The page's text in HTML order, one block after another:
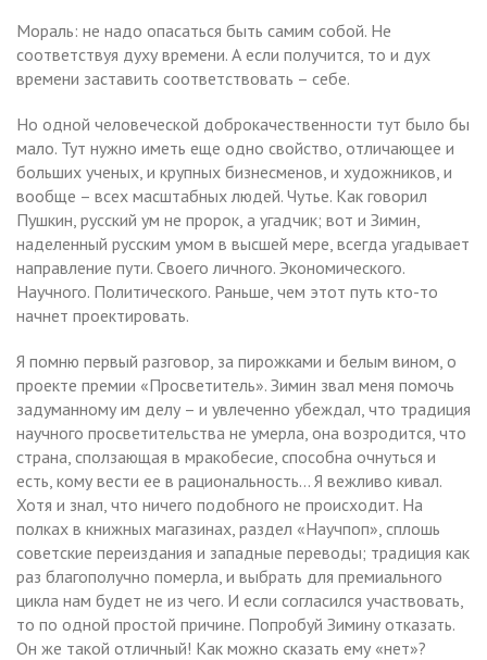
Мораль: не надо опасаться быть самим собой. Не
соответствуя духу времени. А если получится, то и дух
времени заставить соответствовать – себе.
Но одной человеческой доброкачественности тут было бы
мало. Тут нужно иметь еще одно свойство, отличающее и
больших ученых, и крупных бизнесменов, и художников, и
вообще – всех масштабных людей. Чутье. Как говорил
Пушкин, русский ум не пророк, а угадчик; вот и Зимин,
наделенный русским умом в высшей мере, всегда угадывает
направление пути. Своего личного. Экономического.
Научного. Политического. Раньше, чем этот путь кто-то
начнет проектировать.
Я помню первый разговор, за пирожками и белым вином, о
проекте премии «Просветитель». Зимин звал меня помочь
задуманному им делу – и увлеченно убеждал, что традиция
научного просветительства не умерла, она возродится, что
страна, сползающая в мракобесие, способна очнуться и
есть, кому вести ее в рациональность… Я вежливо кивал.
Хотя и знал, что ничего подобного не происходит. На
полках в книжных магазинах, раздел «Научпоп», сплошь
советские переиздания и западные переводы; традиция как
раз благополучно померла, и выбрать для премиального
цикла нам будет не из чего. И если согласился участвовать,
то по одной простой причине. Попробуй Зимину отказать.
Он же такой отличный! Как можно сказать ему «нет»?